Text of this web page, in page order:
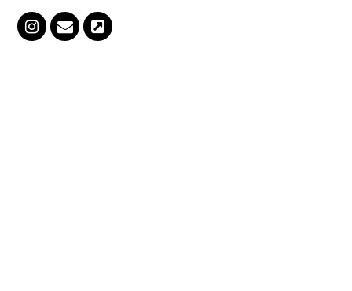
Instagram
CorreoPágina